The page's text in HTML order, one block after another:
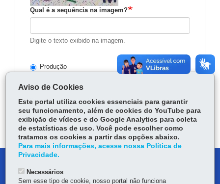
Qual é a sequência na imagem?
Digite o texto exibido na imagem.
Produção
Consultar
Aviso de Cookies
Este portal utiliza cookies essenciais para garantir
seu funcionamento, além de cookies do YouTube para
exibição de vídeos e do Google Analytics para coleta
de estatísticas de uso. Você pode escolher como
tratamos os cookies a partir das opções abaixo.
Para mais informações, acesse nossa Política de
Privacidade.
Necessários
Sem esse tipo de cookie, nosso portal não funciona